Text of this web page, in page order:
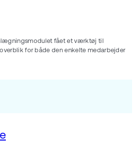
fået et værktøj til
for både den enkelte medarbejder